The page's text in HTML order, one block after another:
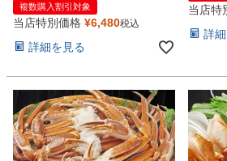
複数購入割引対象
当店特別価格 ¥6,480税込
詳細を見る
当店特
詳